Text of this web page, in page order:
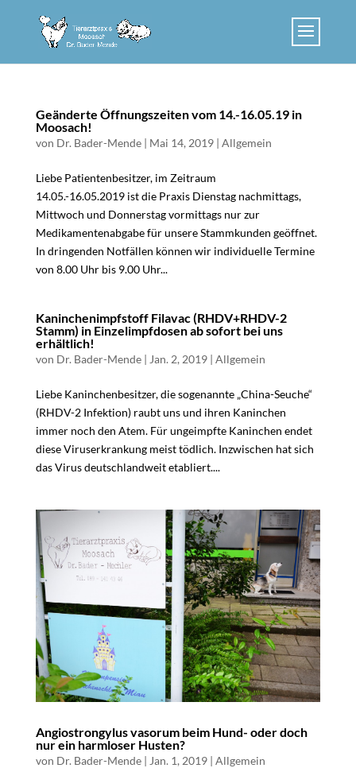
Geänderte Öffnungszeiten vom 14.-16.05.19 in
Moosach!
von Dr. Bader-Mende| Mai 14, 2019| Allgemein
Liebe Patientenbesitzer, im Zeitraum
14.05.-16.05.2019 ist die Praxis Dienstag nachmittags,
Mittwoch und Donnerstag vormittags nur zur
Medikamentenabgabe für unsere Stammkunden geöffnet.
In dringenden Notfällen können wir individuelle Termine
von 8.00 Uhr bis 9.00 Uhr...
Kaninchenimpfstoff Filavac (RHDV+RHDV-2
Stamm) in Einzelimpfdosen ab sofort bei uns
erhältlich!
von Dr. Bader-Mende| Jan. 2, 2019| Allgemein
Liebe Kaninchenbesitzer, die sogenannte „China-Seuche“
(RHDV-2 Infektion) raubt uns und ihren Kaninchen
immer noch den Atem. Für ungeimpfte Kaninchen endet
diese Viruserkrankung meist tödlich. Inzwischen hat sich
das Virus deutschlandweit etabliert....
Angiostrongylus vasorum beim Hund- oder doch
nur ein harmloser Husten?
von Dr. Bader-Mende| Jan. 1, 2019| Allgemein